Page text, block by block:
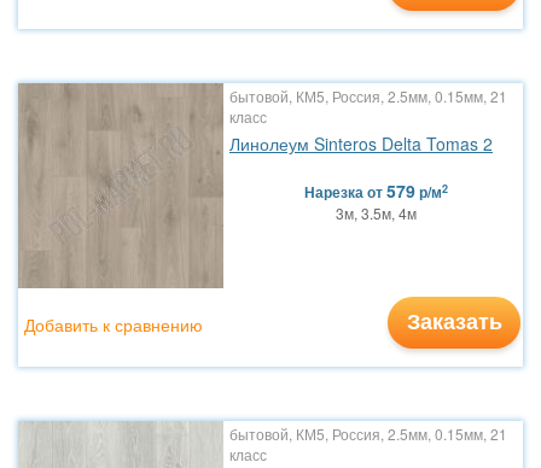
бытовой, КМ5, Россия, 2.5мм, 0.15мм, 21
класс
Линолеум Sinteros Delta Tomas 2
Нарезкаот579р/м2
3м, 3.5м, 4м
Заказать
Добавить к сравнению
бытовой, КМ5, Россия, 2.5мм, 0.15мм, 21
класс